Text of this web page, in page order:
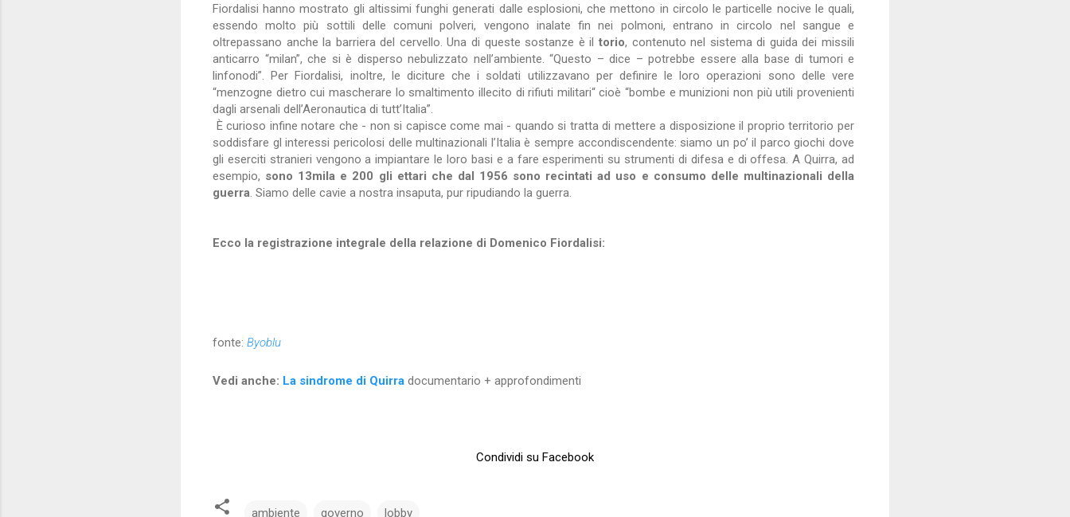
Fiordalisi hanno mostrato gli altissimi funghi generati dalle esplosioni, che mettono in circolo le particelle nocive le quali,
essendo molto più sottili delle comuni polveri, vengono inalate fin nei polmoni, entrano in circolo nel sangue e
oltrepassano anche la barriera del cervello. Una di queste sostanze è il torio, contenuto nel sistema di guida dei missili
anticarro “milan”, che si è disperso nebulizzato nell’ambiente. “Questo – dice – potrebbe essere alla base di tumori e
linfonodi”. Per Fiordalisi, inoltre, le diciture che i soldati utilizzavano per definire le loro operazioni sono delle vere
“menzogne dietro cui mascherare lo smaltimento illecito di rifiuti militari“ cioè “bombe e munizioni non più utili provenienti
dagli arsenali dell’Aeronautica di tutt’Italia”.
È curioso infine notare che - non si capisce come mai - quando si tratta di mettere a disposizione il proprio territorio per
soddisfare gl interessi pericolosi delle multinazionali l’Italia è sempre accondiscendente: siamo un po’ il parco giochi dove
gli eserciti stranieri vengono a impiantare le loro basi e a fare esperimenti su strumenti di difesa e di offesa. A Quirra, ad
esempio, sono 13mila e 200 gli ettari che dal 1956 sono recintati ad uso e consumo delle multinazionali della
guerra . Siamo delle cavie a nostra insaputa, pur ripudiando la guerra.
Ecco la registrazione integrale della relazione di Domenico Fiordalisi:
fonte: Byoblu
Vedi anche: La sindrome di Quirra documentario + approfondimenti
Condividi su Facebook
ambiente governo lobby